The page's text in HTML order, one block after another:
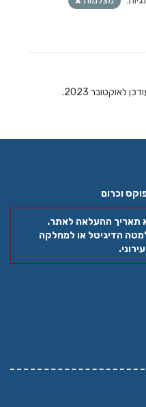
2023.
וכרום
תאריך ההעלאה לאתר.
הדיגיטל או למחלקה